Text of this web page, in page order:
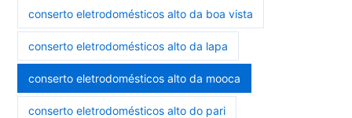
conserto eletrodomésticos alto da boa vista
conserto eletrodomésticos alto da lapa
conserto eletrodomésticos alto da mooca
conserto eletrodomésticos alto do pari